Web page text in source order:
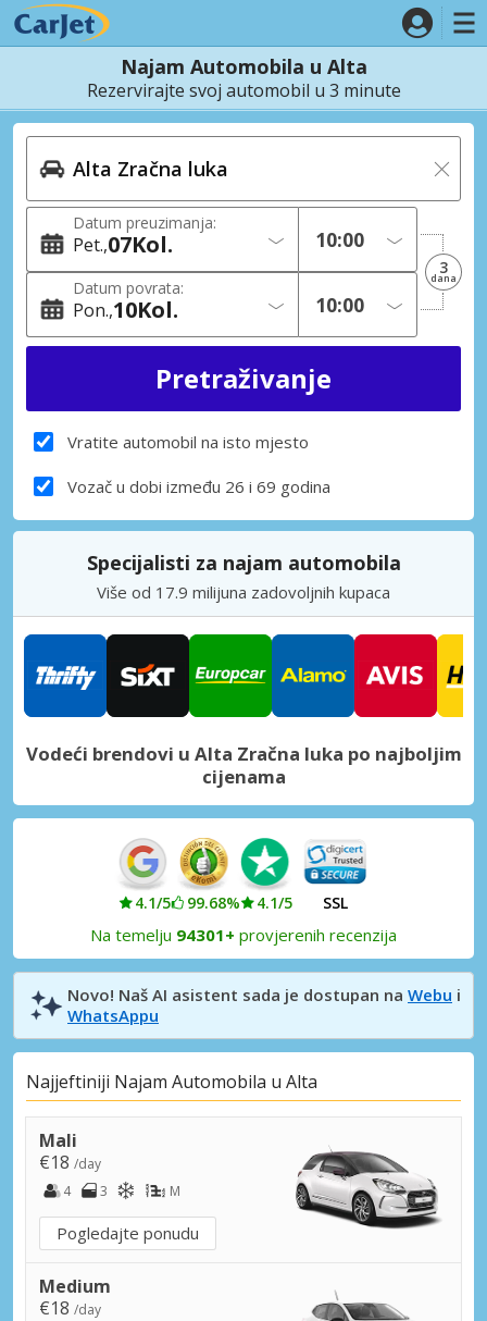
Najam Automobila u Alta
Rezervirajte svoj automobil u 3 minute
Datum preuzimanja:
Pet. 07Kol.
Datum povrata:
Pon. 10Kol.
3
dana
Vratite automobil na isto mjesto
Vozač u dobi između 26 i 69 godina
Specijalisti za najam automobila
Više od 17.9 milijuna zadovoljnih kupaca
Vodeći brendovi u Alta Zračna luka po najboljim
cijenama
4.1/5 99.68% 4.1/5 SSL
Na temelju 94301+ provjerenih recenzija
Novo! Naš AI asistent sada je dostupan na Webu i
WhatsAppu
Najjeftiniji Najam Automobila u Alta
Mali
€18 /day
4
3 M
Pogledajte ponudu
Medium
€18 /day